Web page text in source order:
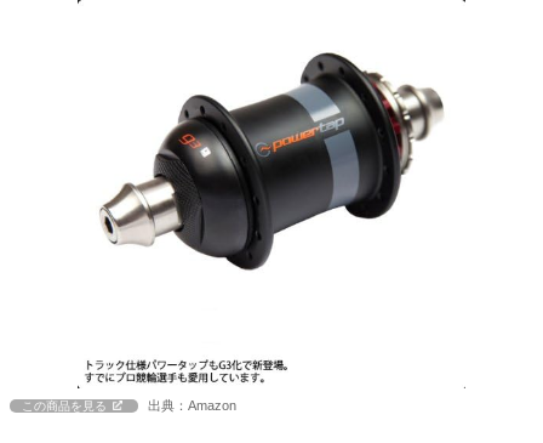
この商品を見る 出典：Amazon